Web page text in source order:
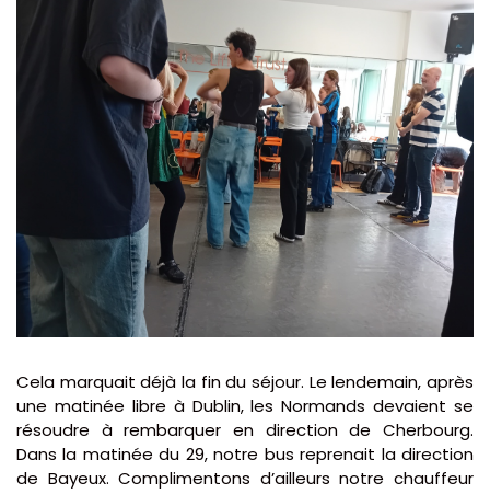
Cela marquait déjà la fin du séjour. Le lendemain, après
une matinée libre à Dublin, les Normands devaient se
résoudre à rembarquer en direction de Cherbourg.
Dans la matinée du 29, notre bus reprenait la direction
de Bayeux. Complimentons d’ailleurs notre chauffeur